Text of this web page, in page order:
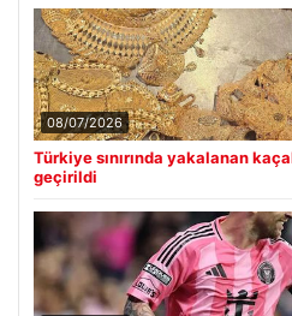
08/07/2026
Türkiye sınırında yakalanan
geçirildi